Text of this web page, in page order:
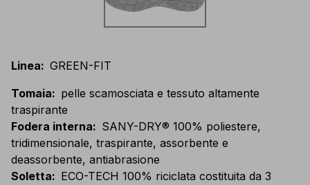
Linea: GREEN-FIT
Tomaia: pelle scamosciata e tessuto altamente
traspirante
Fodera interna: SANY-DRY® 100% poliestere,
tridimensionale, traspirante, assorbente e
deassorbente, antiabrasione
Soletta: ECO-TECH 100% riciclata costituita da 3